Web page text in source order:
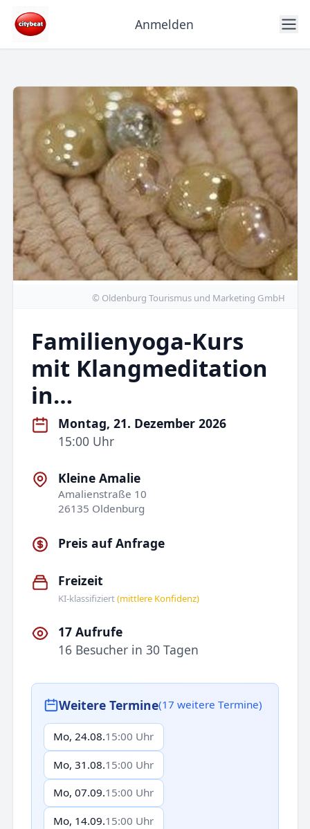
Anmelden
© Oldenburg Tourismus und Marketing GmbH
Familienyoga-Kurs
mit Klangmeditation
in…
Montag, 21. Dezember 2026
15:00 Uhr
Kleine Amalie
Amalienstraße 10
26135 Oldenburg
Preis auf Anfrage
Freizeit
KI-klassifiziert(mittlere Konfidenz)
17 Aufrufe
16 Besucher in 30 Tagen
Weitere Termine(17 weitere Termine)
Mo, 24.08.15:00 Uhr
Mo, 31.08.15:00 Uhr
Mo, 07.09.15:00 Uhr
Mo, 14.09.15:00 Uhr